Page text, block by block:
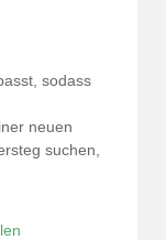
sodass
neuen
suchen,